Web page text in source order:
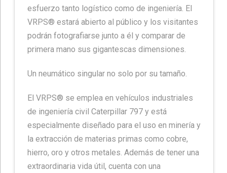
esfuerzo tanto logístico como de ingeniería. El
VRPS® estará abierto al público y los visitantes
podrán fotografiarse junto a él y comparar de
primera mano sus gigantescas dimensiones.
Un neumático singular no solo por su tamaño.
El VRPS® se emplea en vehículos industriales
de ingeniería civil Caterpillar 797 y está
especialmente diseñado para el uso en minería y
la extracción de materias primas como cobre,
hierro, oro y otros metales. Además de tener una
extraordinaria vida útil, cuenta con una